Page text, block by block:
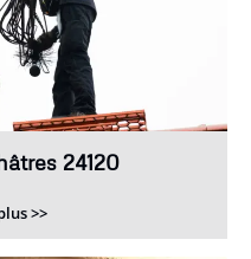
24120
>>